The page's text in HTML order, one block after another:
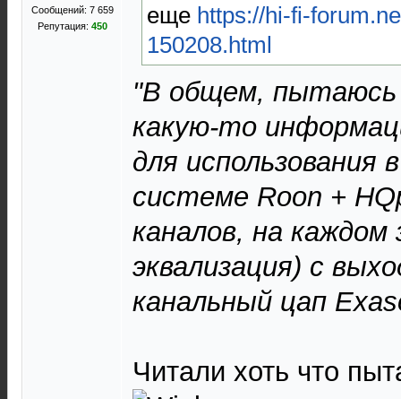
Сообщений: 7 659
Репутация: 450
еще https://hi-fi-
150208.html
"В общем, пытаюсь
какую-то
для использования
системе Roon +
каналов, на каждом
эквализация) с
канальный цап
Читали хоть что